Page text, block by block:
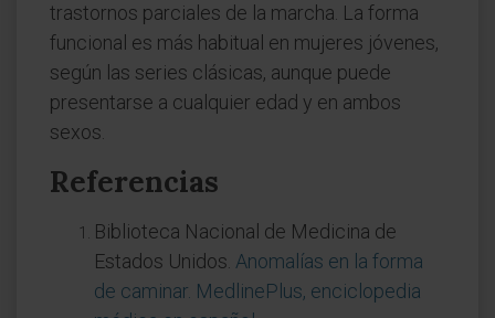
trastornos parciales de la marcha. La forma
funcional es más habitual en mujeres jóvenes,
según las series clásicas, aunque puede
presentarse a cualquier edad y en ambos
sexos.
Referencias
Biblioteca Nacional de Medicina de
Estados Unidos. Anomalías en la forma
de caminar. MedlinePlus, enciclopedia